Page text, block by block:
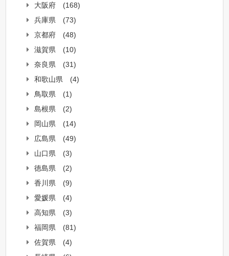
大阪府
(168)
兵庫県
(73)
京都府
(48)
滋賀県
(10)
奈良県
(31)
和歌山県
(4)
鳥取県
(1)
島根県
(2)
岡山県
(14)
広島県
(49)
山口県
(3)
徳島県
(2)
香川県
(9)
愛媛県
(4)
高知県
(3)
福岡県
(81)
佐賀県
(4)